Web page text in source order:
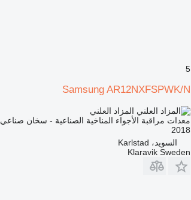
5
Samsung AR12NXFSPWK/N
المزاد العلني
معدات مراقبة الأجواء المناخية الصناعية - سخان صناعي
2018
السويد، Karlstad
Klaravik Sweden